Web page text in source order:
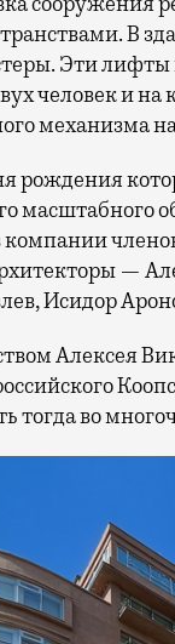
В
Эти лифты
человек и
механизма
рождения
масштабного
—
Исидор
Алексея
тогда во